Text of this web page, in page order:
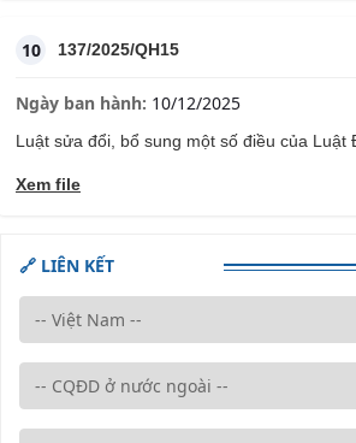
10 137/2025/QH15
Ngày ban hành: 10/12/2025
Luật sửa đổi, bổ sung một số điều của Luật
Xem file
🔗 LIÊN KẾT